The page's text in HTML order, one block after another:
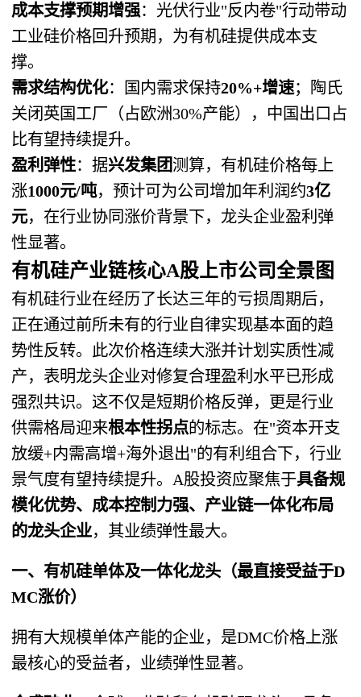
成本支撑预期增强：光伏行业"反内卷"行动带动
工业硅价格回升预期，为有机硅提供成本支
撑。
需求结构优化：国内需求保持20%+增速；陶氏
关闭英国工厂（占欧洲30%产能），中国出口占
比有望持续提升。
盈利弹性：据兴发集团测算，有机硅价格每上
涨1000元/吨，预计可为公司增加年利润约3亿
元，在行业协同涨价背景下，龙头企业盈利弹
性显著。
有机硅产业链核心A股上市公司全景图
有机硅行业在经历了长达三年的亏损周期后，
正在通过前所未有的行业自律实现基本面的趋
势性反转。此次价格连续大涨并计划实质性减
产，表明龙头企业对修复合理盈利水平已形成
强烈共识。这不仅是短期价格反弹，更是行业
供需格局迎来根本性拐点的标志。在"资本开支
放缓+内需高增+海外退出"的有利组合下，行业
景气度有望持续提升。A股投资应聚焦于具备规
模化优势、成本控制力强、产业链一体化布局
的龙头企业，其业绩弹性最大。
一、有机硅单体及一体化龙头（最直接受益于D
MC涨价）
拥有大规模单体产能的企业，是DMC价格上涨
最核心的受益者，业绩弹性显著。